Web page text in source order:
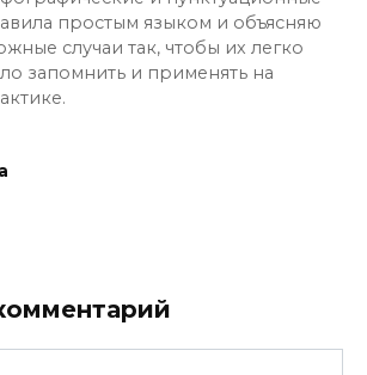
простым языком и объясняю
случаи так, чтобы их легко
запомнить и применять на